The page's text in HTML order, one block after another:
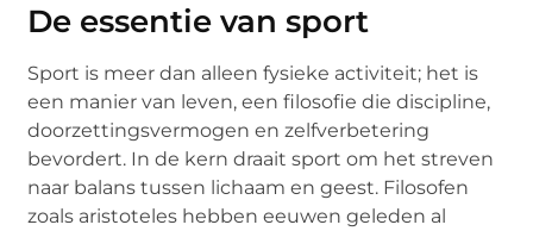
De essentie van sport
Sport is meer dan alleen fysieke activiteit; het is
een manier van leven, een filosofie die discipline,
doorzettingsvermogen en zelfverbetering
bevordert. In de kern draait sport om het streven
naar balans tussen lichaam en geest. Filosofen
zoals aristoteles hebben eeuwen geleden al